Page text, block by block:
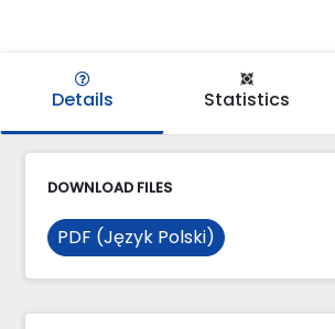
Details Statistics
DOWNLOAD FILES
PDF (Język Polski)